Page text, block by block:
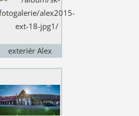
exteriér Alex